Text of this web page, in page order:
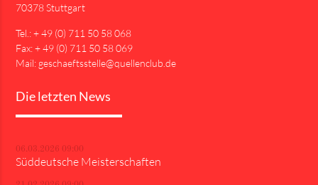
70378 Stuttgart
Tel.: + 49 (0) 711 50 58 068
Fax: + 49 (0) 711 50 58 069
Mail: geschaeftsstelle@quellenclub.de
Die letzten News
06.03.2026 09:00
Süddeutsche Meisterschaften